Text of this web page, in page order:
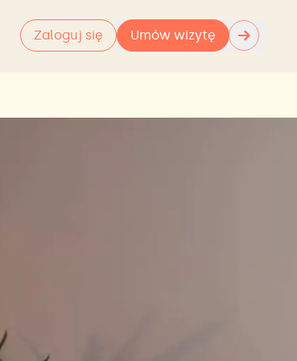
Zaloguj się Umów wizytę →